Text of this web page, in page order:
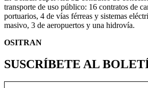
transporte de uso público: 16 contratos de
portuarios, 4 de vías férreas y sistemas
masivo, 3 de aeropuertos y una hidrovía.
OSITRAN
SUSCRÍBETE AL